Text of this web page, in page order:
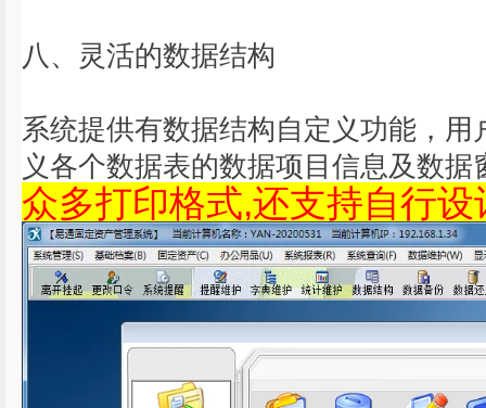
八、灵活的数据结构
系统提供有数据结构自定义功能，
义各个数据表的数据项目信息及数据
众多打印格式,还支持自行设